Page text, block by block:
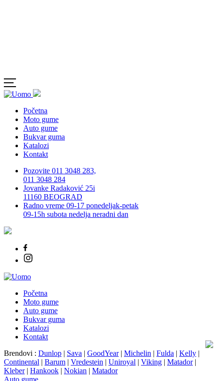
Početna
Moto gume
Auto gume
Bukvar guma
Katalozi
Kontakt
Pozovite 011 3048 283,
011 3048 284
Jovanke Radaković 25i
11160 BEOGRAD
Radno vreme 09-17 ponedeljak-petak
09-15h subota nedelja neradni dan
Početna
Moto gume
Auto gume
Bukvar guma
Katalozi
Kontakt
Brendovi : Dunlop | Sava | GoodYear| Michelin | Fulda | Kelly |
Continental | Barum | Vredestein | Uniroyal | Viking | Matador|
Kleber| Hankook | Nokian | Matador
Auto gume